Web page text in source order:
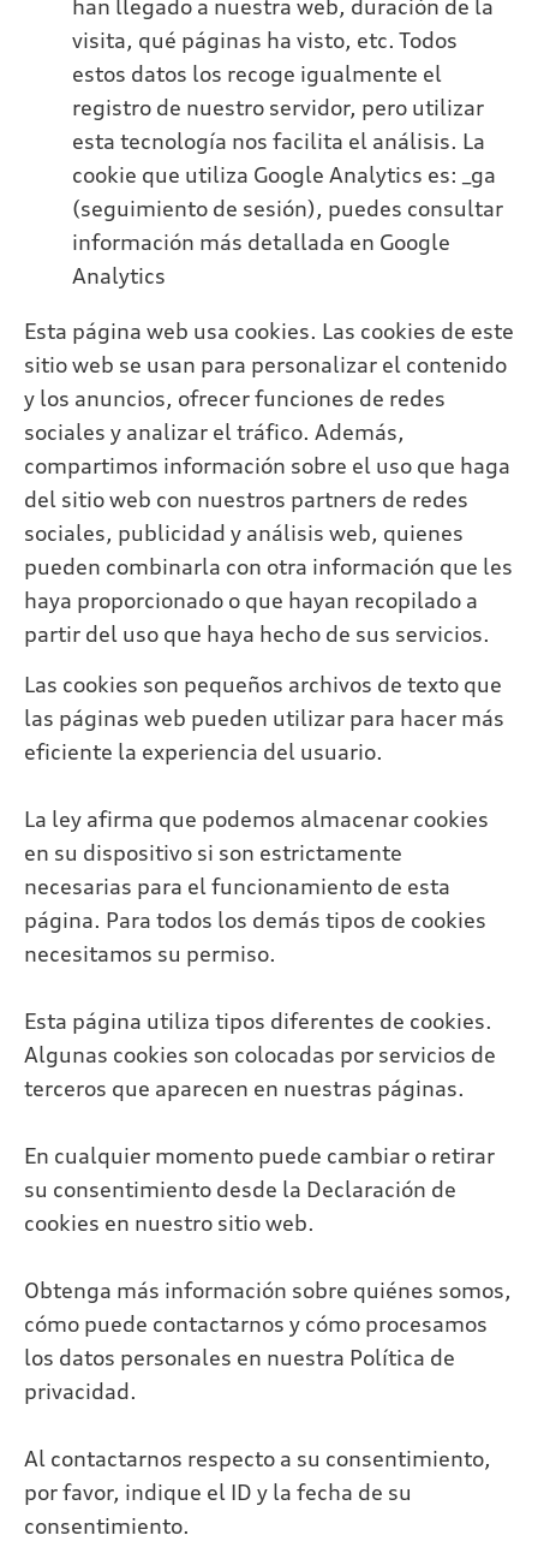
han llegado a nuestra web, duración de la
visita, qué páginas ha visto, etc. Todos
estos datos los recoge igualmente el
registro de nuestro servidor, pero utilizar
esta tecnología nos facilita el análisis. La
cookie que utiliza Google Analytics es: _ga
(seguimiento de sesión), puedes consultar
información más detallada en Google
Analytics
Esta página web usa cookies. Las cookies de este
sitio web se usan para personalizar el contenido
y los anuncios, ofrecer funciones de redes
sociales y analizar el tráfico. Además,
compartimos información sobre el uso que haga
del sitio web con nuestros partners de redes
sociales, publicidad y análisis web, quienes
pueden combinarla con otra información que les
haya proporcionado o que hayan recopilado a
partir del uso que haya hecho de sus servicios.
Las cookies son pequeños archivos de texto que
las páginas web pueden utilizar para hacer más
eficiente la experiencia del usuario.
La ley afirma que podemos almacenar cookies
en su dispositivo si son estrictamente
necesarias para el funcionamiento de esta
página. Para todos los demás tipos de cookies
necesitamos su permiso.
Esta página utiliza tipos diferentes de cookies.
Algunas cookies son colocadas por servicios de
terceros que aparecen en nuestras páginas.
En cualquier momento puede cambiar o retirar
su consentimiento desde la Declaración de
cookies en nuestro sitio web.
Obtenga más información sobre quiénes somos,
cómo puede contactarnos y cómo procesamos
los datos personales en nuestra Política de
privacidad.
Al contactarnos respecto a su consentimiento,
por favor, indique el ID y la fecha de su
consentimiento.